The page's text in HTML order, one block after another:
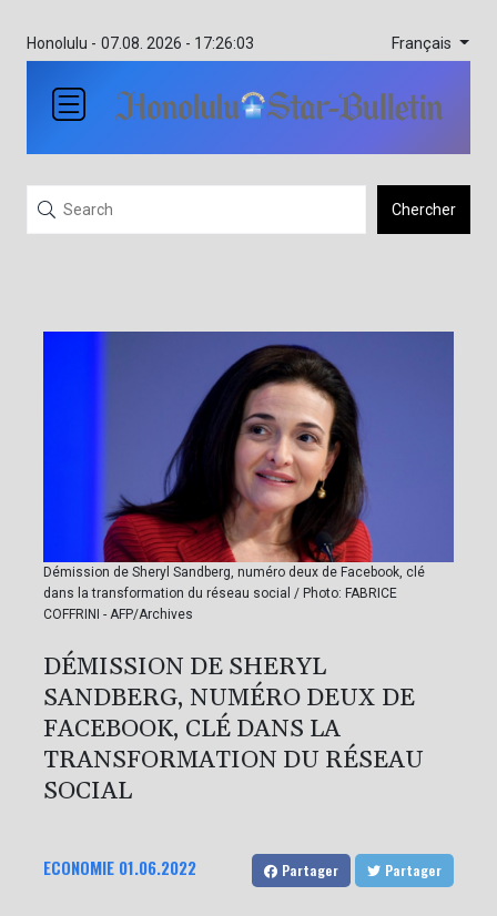
Honolulu - 07.08. 2026 - 17:26:03 Français
Chercher
Démission de Sheryl Sandberg, numéro deux de Facebook, clé
dans la transformation du réseau social / Photo: FABRICE
COFFRINI - AFP/Archives
DÉMISSION DE SHERYL
SANDBERG, NUMÉRO DEUX DE
FACEBOOK, CLÉ DANS LA
TRANSFORMATION DU RÉSEAU
SOCIAL
ECONOMIE 01.06.2022 Partager Partager